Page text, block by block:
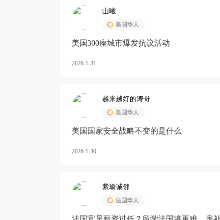
山曦
美国华人
美国300座城市爆发抗议活动
2026-1-31
越来越好的涛哥
美国华人
美国国家安全战略不变的是什么
2026-1-30
紫瑜诚邻
法国华人